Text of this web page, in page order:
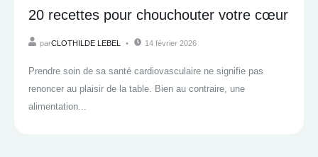
20 recettes pour chouchouter votre cœur
parCLOTHILDE LEBEL 14 février 2026
Prendre soin de sa santé cardiovasculaire ne signifie pas
renoncer au plaisir de la table. Bien au contraire, une
alimentation...